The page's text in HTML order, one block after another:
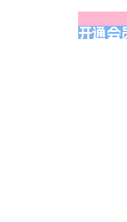
开通会